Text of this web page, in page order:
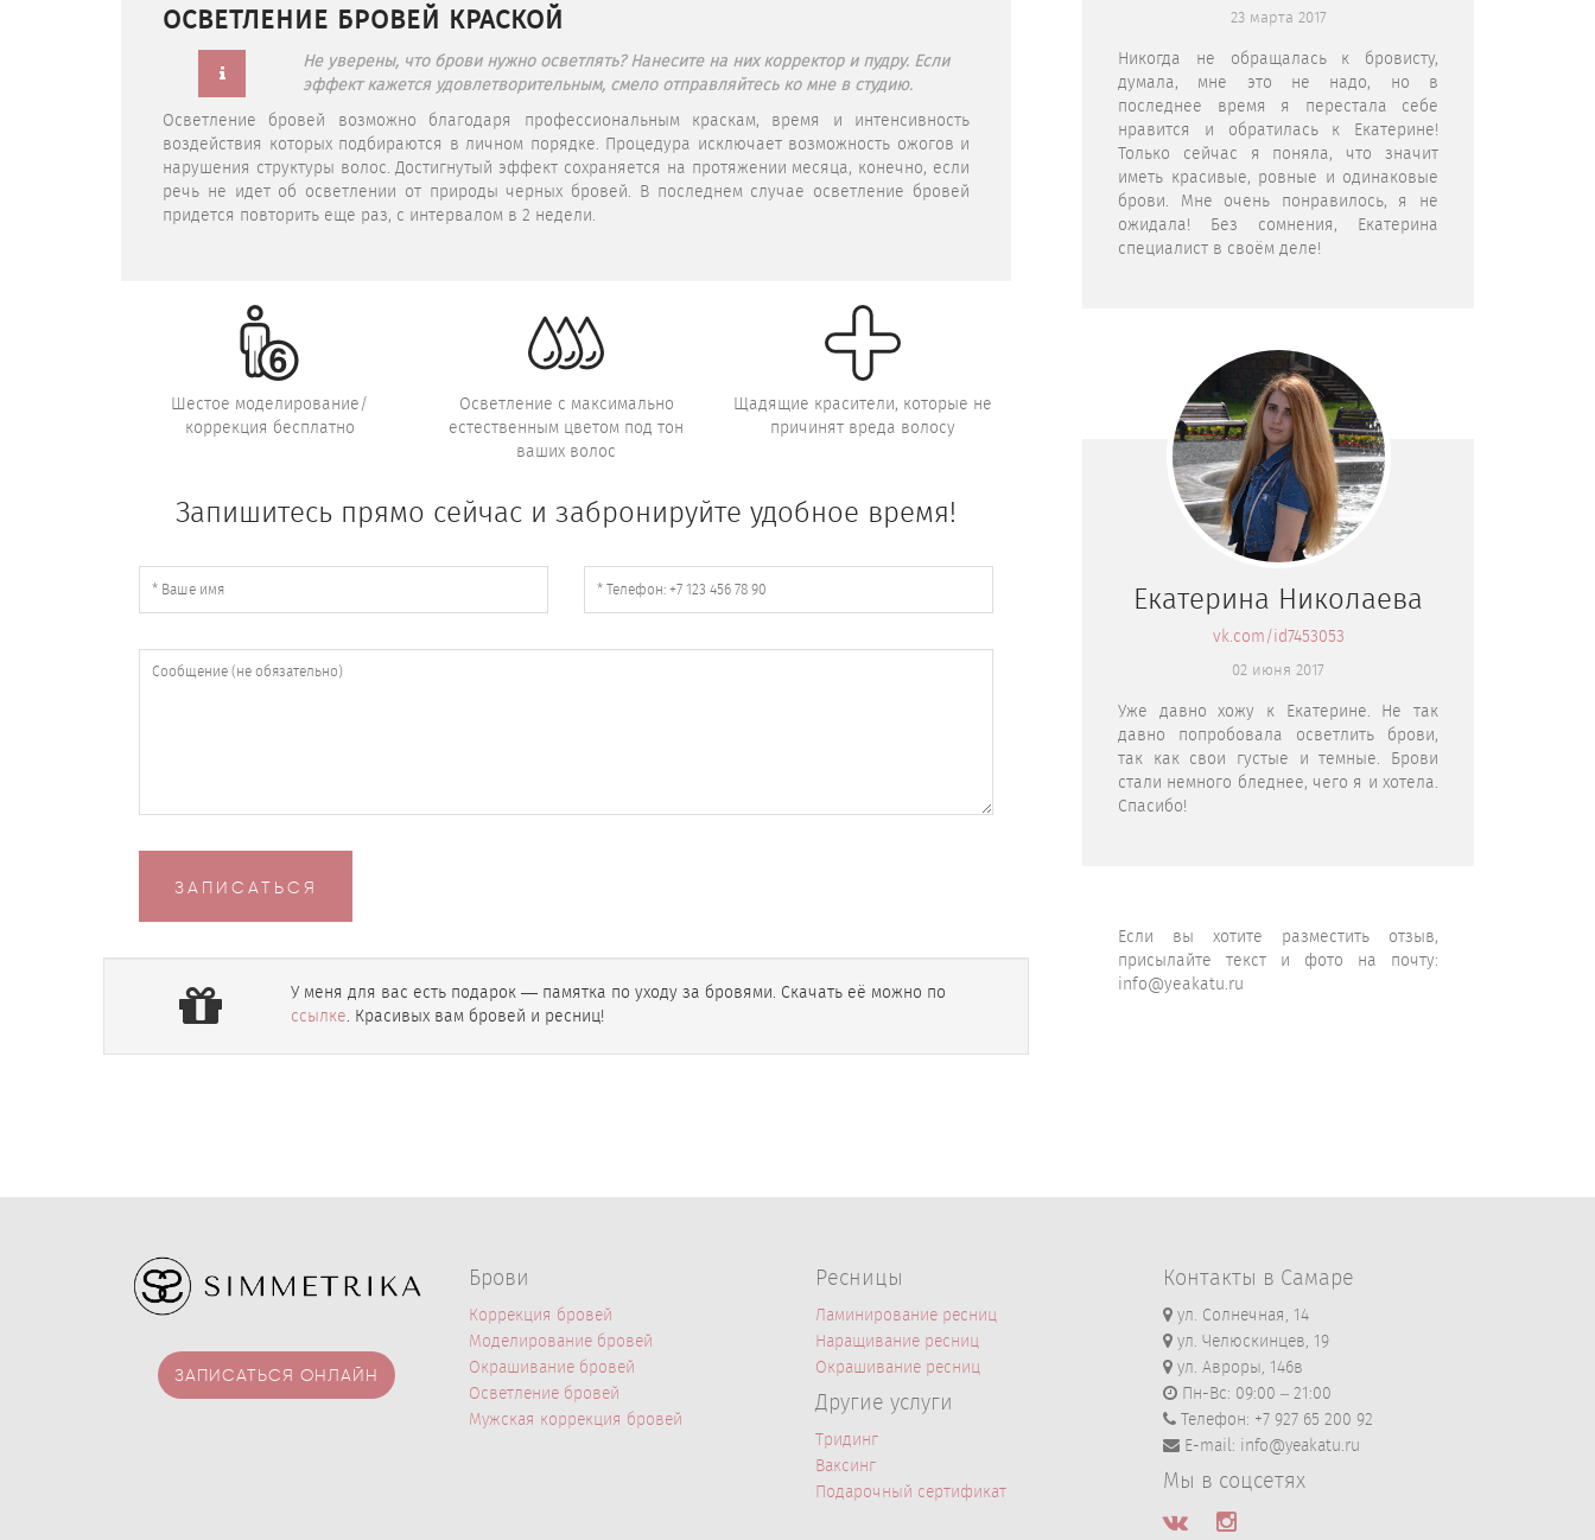
ОСВЕТЛЕНИЕ БРОВЕЙ КРАСКОЙ
Не уверены, что брови нужно осветлять? Нанесите на них корректор и пудру. Если
эффект кажется удовлетворительным, смело отправляйтесь ко мне в студию.
Осветление бровей возможно благодаря профессиональным краскам, время и интенсивность
воздействия которых подбираются в личном порядке. Процедура исключает возможность ожогов и
нарушения структуры волос. Достигнутый эффект сохраняется на протяжении месяца, конечно, если
речь не идет об осветлении от природы черных бровей. В последнем случае осветление бровей
придется повторить еще раз, с интервалом в 2 недели.
Шестое моделирование/
коррекция бесплатно
Осветление с максимально
естественным цветом под тон
ваших волос
Щадящие красители, которые не
причинят вреда волосу
Запишитесь прямо сейчас и забронируйте удобное время!
ЗАПИСАТЬСЯ
У меня для вас есть подарок — памятка по уходу за бровями. Скачать её можно по
ссылке. Красивых вам бровей и ресниц!
23 марта 2017
Никогда не обращалась к бровисту,
думала, мне это не надо, но в
последнее время я перестала себе
нравится и обратилась к Екатерине!
Только сейчас я поняла, что значит
иметь красивые, ровные и одинаковые
брови. Мне очень понравилось, я не
ожидала! Без сомнения, Екатерина
специалист в своём деле!
Екатерина Николаева
vk.com/id7453053
02 июня 2017
Уже давно хожу к Екатерине. Не так
давно попробовала осветлить брови,
так как свои густые и темные. Брови
стали немного бледнее, чего я и хотела.
Спасибо!
Если вы хотите разместить отзыв,
присылайте текст и фото на почту:
info@yeakatu.ru
ЗАПИСАТЬСЯ ОНЛАЙН
Брови
Коррекция бровей
Моделирование бровей
Окрашивание бровей
Осветление бровей
Мужская коррекция бровей
Ресницы
Ламинирование ресниц
Наращивание ресниц
Окрашивание ресниц
Другие услуги
Тридинг
Ваксинг
Подарочный сертификат
Контакты в Самаре
ул. Солнечная, 14
ул. Челюскинцев, 19
ул. Авроры, 146в
Пн-Вс: 09:00 – 21:00
Телефон: +7 927 65 200 92
E-mail: info@yeakatu.ru
Мы в соцсетях